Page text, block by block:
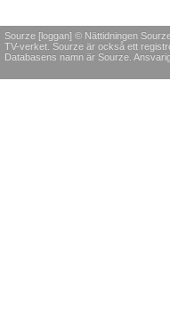
Sourze [loggan] © Nättidningen
TV-verket. Sourze är också ett
Databasens namn är Sourze.